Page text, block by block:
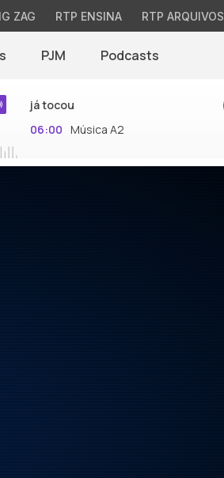
ZAG RTP ENSINA RTP ARQUIVOS
PJM Podcasts
já tocou
06:00 Música A2